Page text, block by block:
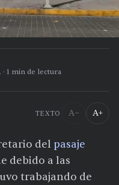
· 1 min de lectura
TEXTO A− A+
del pasaje
debido a las
trabajando de